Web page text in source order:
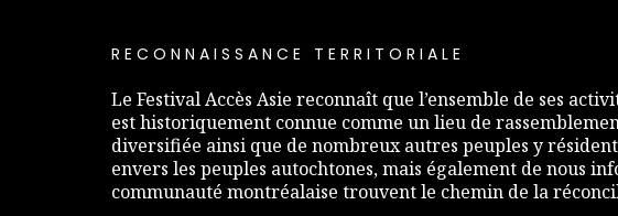
RECONNAISSANCE TERRITORIALE
Le Festival Accès Asie reconnaît que l’ensemble de ses
est historiquement connue comme un lieu de
diversifiée ainsi que de nombreux autres peuples y
envers les peuples autochtones, mais également de nous
communauté montréalaise trouvent le chemin de la